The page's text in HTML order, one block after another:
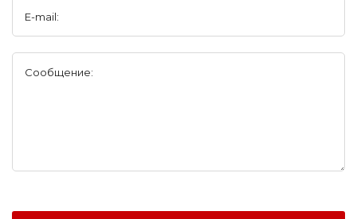
E-mail:
Сообщение: